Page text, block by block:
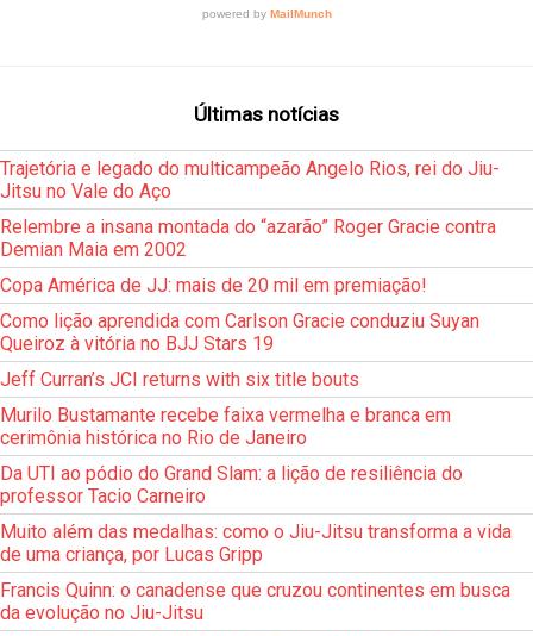
Últimas notícias
Trajetória e legado do multicampeão Angelo Rios, rei do Jiu-
Jitsu no Vale do Aço
Relembre a insana montada do “azarão” Roger Gracie contra
Demian Maia em 2002
Copa América de JJ: mais de 20 mil em premiação!
Como lição aprendida com Carlson Gracie conduziu Suyan
Queiroz à vitória no BJJ Stars 19
Jeff Curran’s JCI returns with six title bouts
Murilo Bustamante recebe faixa vermelha e branca em
cerimônia histórica no Rio de Janeiro
Da UTI ao pódio do Grand Slam: a lição de resiliência do
professor Tacio Carneiro
Muito além das medalhas: como o Jiu-Jitsu transforma a vida
de uma criança, por Lucas Gripp
Francis Quinn: o canadense que cruzou continentes em busca
da evolução no Jiu-Jitsu